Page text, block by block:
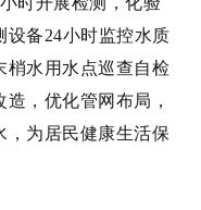
设备24小时监控水质
梢水用水点巡查自检
，优化管网布局，
， 为居民健康生活保